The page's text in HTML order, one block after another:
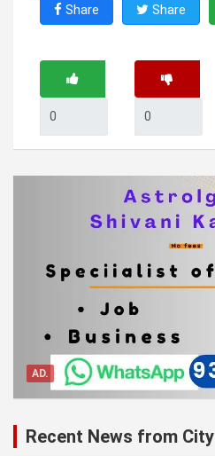
Share Share
AD.
Recent News from City